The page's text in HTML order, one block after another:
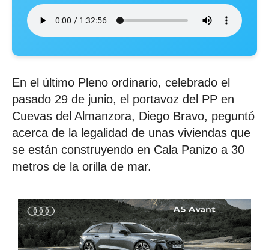
En el último Pleno ordinario, celebrado el
pasado 29 de junio, el portavoz del PP en
Cuevas del Almanzora, Diego Bravo, peguntó
acerca de la legalidad de unas viviendas que
se están construyendo en Cala Panizo a 30
metros de la orilla de mar.